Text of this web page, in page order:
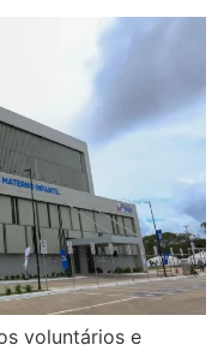
voluntários e